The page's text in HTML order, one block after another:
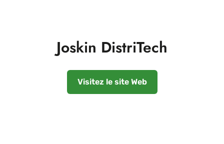
Joskin DistriTech
Visitez le site Web